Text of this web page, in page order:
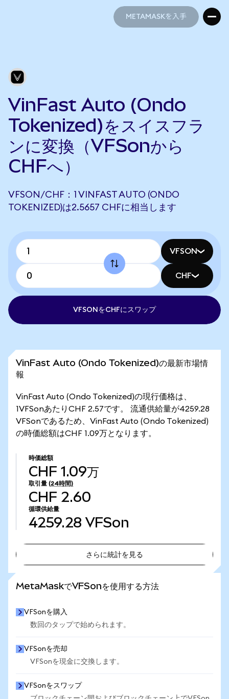
METAMASKを入手
VinFast Auto (Ondo
Tokenized)をスイスフラ
ンに変換（VFSonから
CHFへ）
VFSON/CHF：1 VINFAST AUTO (ONDO
TOKENIZED)は2.5657 CHFに相当します
VFSON
CHF
VFSONをCHFにスワップ
VinFast Auto (Ondo Tokenized)の最新市場情
報
VinFast Auto (Ondo Tokenized)の現行価格は、
1VFSonあたりCHF 2.57です。 流通供給量が4259.28
VFSonであるため、VinFast Auto (Ondo Tokenized)
の時価総額はCHF 1.09万となります。
時価総額
CHF 1.09万
取引量 (24時間)
CHF 2.60
循環供給量
4259.28 VFSon
さらに統計を見る
MetaMaskでVFSonを使用する方法
VFSonを購入
数回のタップで始められます。
VFSonを売却
VFSonを現金に交換します。
VFSonをスワップ